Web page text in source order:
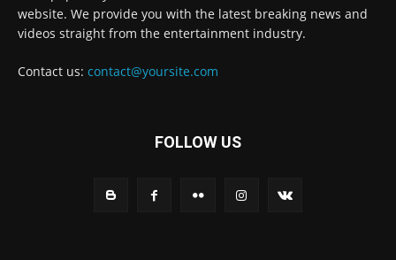
website. We provide you with the latest breaking news and
videos straight from the entertainment industry.
Contact us: contact@yoursite.com
FOLLOW US